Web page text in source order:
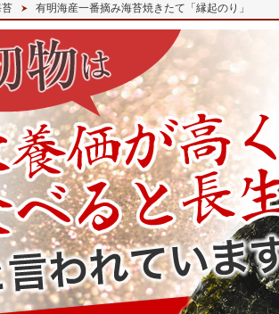
有明海産一番摘み海苔焼きたて「縁起のり」